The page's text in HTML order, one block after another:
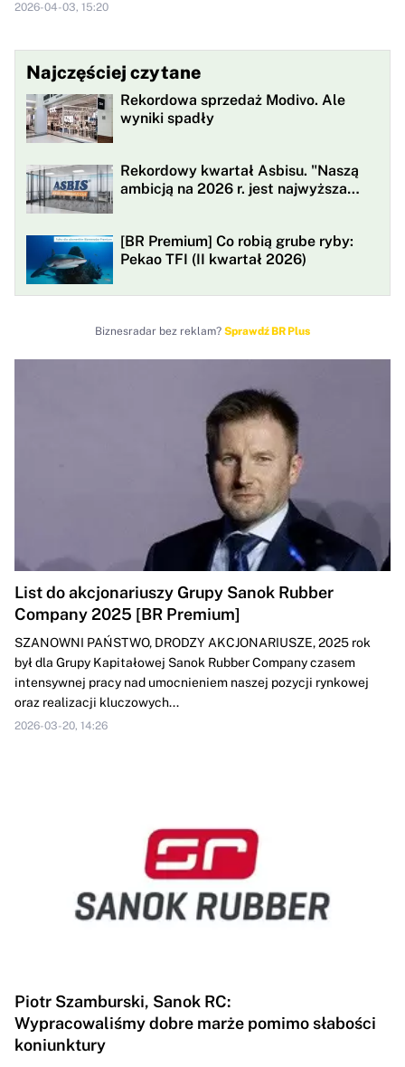
2026-04-03, 15:20
Najczęściej czytane
Rekordowa sprzedaż Modivo. Ale
wyniki spadły
Rekordowy kwartał Asbisu. "Naszą
ambicją na 2026 r. jest najwyższa
[BR Premium] Co robią grube ryby:
Pekao TFI (II kwartał 2026)
Biznesradar bez reklam? Sprawdź BR Plus
List do akcjonariuszy Grupy Sanok Rubber
Company 2025 [BR Premium]
SZANOWNI PAŃSTWO, DRODZY AKCJONARIUSZE, 2025 rok
był dla Grupy Kapitałowej Sanok Rubber Company czasem
intensywnej pracy nad umocnieniem naszej pozycji rynkowej
oraz realizacji kluczowych...
2026-03-20, 14:26
Piotr Szamburski, Sanok RC:
Wypracowaliśmy dobre marże pomimo słabości
koniunktury